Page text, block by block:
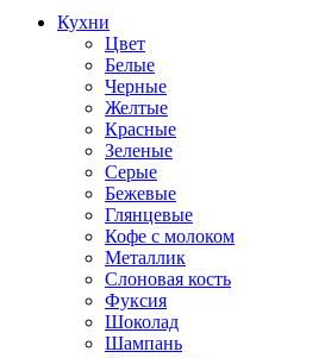
Кухни
Цвет
Белые
Черные
Желтые
Красные
Зеленые
Серые
Бежевые
Глянцевые
Кофе с молоком
Металлик
Слоновая кость
Фуксия
Шоколад
Шампань